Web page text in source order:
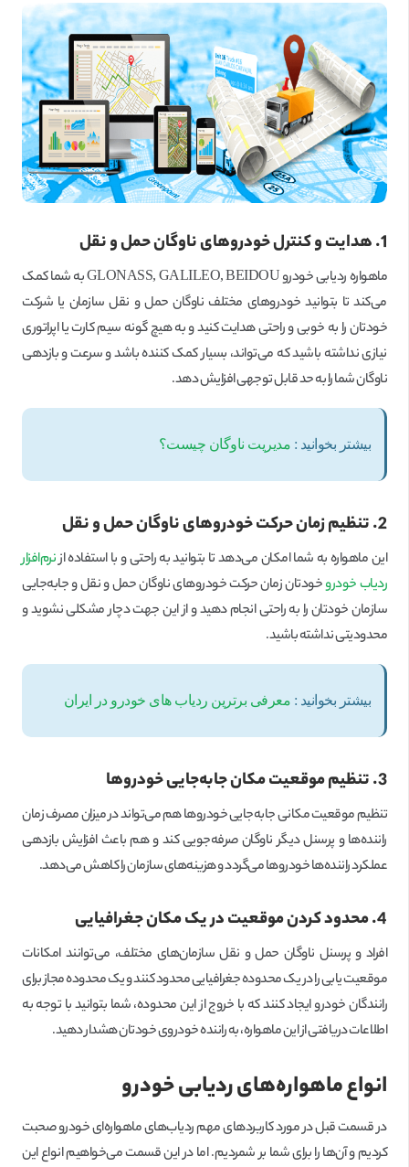
1. هدایت و کنترل خودروهای ناوگان حمل و نقل
ماهواره ردیابی خودرو GLONASS, GALILEO, BEIDOU به شما کمک
می‌کند تا بتوانید خودروهای مختلف ناوگان حمل و نقل سازمان یا شرکت
خودتان را به خوبی و راحتی هدایت کنید و به هیچ گونه سیم کارت یا اپراتوری
نیازی نداشته باشید که می‌تواند، بسیار کمک کننده باشد و سرعت و بازدهی
ناوگان شما را به حد قابل توجهی افزایش دهد.
بیشتر بخوانید : مدیریت ناوگان چیست؟
2. تنظیم زمان حرکت خودروهای ناوگان حمل و نقل
این ماهواره به شما امکان می‌دهد تا بتوانید به راحتی و با استفاده ازنرم‌افزار
ردیاب خودروخودتان زمان حرکت خودروهای ناوگان حمل و نقل و جابه‌جایی
سازمان خودتان را به راحتی انجام دهید و از این جهت دچار مشکلی نشوید و
محدودیتی نداشته باشید.
بیشتر بخوانید : معرفی برترین ردیاب های خودرو در ایران
3. تنظیم موقعیت مکان جابه‌جایی خودروها
تنظیم موقعیت مکانی جابه‌جایی خودروها هم می‌تواند در میزان مصرف زمان
راننده‌ها و پرسنل دیگر ناوگان صرفه‌جویی کند و هم باعث افزایش بازدهی
عملکرد راننده‌ها خودروها می‌گردد و هزینه‌های سازمان را کاهش می‌دهد.
4. محدود کردن موقعیت در یک مکان جغرافیایی
افراد و پرسنل ناوگان حمل و نقل سازمان‌های مختلف، می‌توانند امکانات
موقعیت یابی را در یک محدوده جغرافیایی محدود کنند و یک محدوده مجاز برای
رانندگان خودرو ایجاد کنند که با خروج از این محدوده، شما بتوانید با توجه به
اطلاعات دریافتی از این ماهواره، به راننده خودروی خودتان هشدار دهید.
انواع ماهواره‌های ردیابی خودرو
در قسمت قبل در مورد کاربردهای مهم ردیاب‌های ماهواره‌ای خودرو صحبت
کردیم و آن‌ها را برای شما بر شمردیم. اما در این قسمت می‌خواهیم انواع این